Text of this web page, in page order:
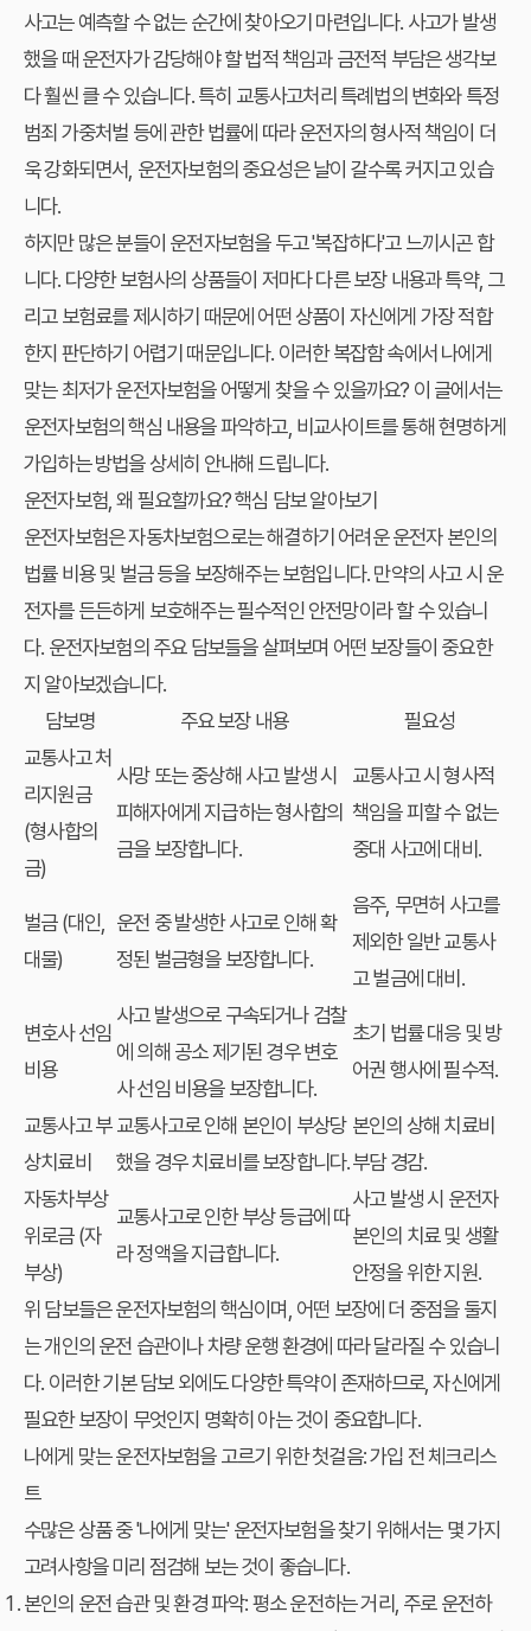
사고는 예측할 수 없는 순간에 찾아오기 마련입니다. 사고가 발생
했을 때 운전자가 감당해야 할 법적 책임과 금전적 부담은 생각보
다 훨씬 클 수 있습니다. 특히 교통사고처리 특례법의 변화와 특정
범죄 가중처벌 등에 관한 법률에 따라 운전자의 형사적 책임이 더
욱 강화되면서, 운전자보험의 중요성은 날이 갈수록 커지고 있습
니다.
하지만 많은 분들이 운전자보험을 두고 '복잡하다'고 느끼시곤 합
니다. 다양한 보험사의 상품들이 저마다 다른 보장 내용과 특약, 그
리고 보험료를 제시하기 때문에 어떤 상품이 자신에게 가장 적합
한지 판단하기 어렵기 때문입니다. 이러한 복잡함 속에서 나에게
맞는 최저가 운전자보험을 어떻게 찾을 수 있을까요? 이 글에서는
운전자보험의 핵심 내용을 파악하고, 비교사이트를 통해 현명하게
가입하는 방법을 상세히 안내해 드립니다.
운전자보험, 왜 필요할까요? 핵심 담보 알아보기
운전자보험은 자동차보험으로는 해결하기 어려운 운전자 본인의
법률 비용 및 벌금 등을 보장해주는 보험입니다. 만약의 사고 시 운
전자를 든든하게 보호해주는 필수적인 안전망이라 할 수 있습니
다. 운전자보험의 주요 담보들을 살펴보며 어떤 보장들이 중요한
지 알아보겠습니다.
담보명
주요 보장 내용
필요성
교통사고 처
리지원금
(형사합의
금)
사망 또는 중상해 사고 발생 시
피해자에게 지급하는 형사합의
금을 보장합니다.
교통사고 시 형사적
책임을 피할 수 없는
중대 사고에 대비.
벌금 (대인,
대물)
운전 중 발생한 사고로 인해 확
정된 벌금형을 보장합니다.
음주, 무면허 사고를
제외한 일반 교통사
고 벌금에 대비.
변호사 선임
비용
사고 발생으로 구속되거나 검찰
에 의해 공소 제기된 경우 변호
사 선임 비용을 보장합니다.
초기 법률 대응 및 방
어권 행사에 필수적.
교통사고 부
상치료비
교통사고로 인해 본인이 부상당
했을 경우 치료비를 보장합니다.
본인의 상해 치료비
부담 경감.
자동차부상
위로금 (자
부상)
교통사고로 인한 부상 등급에 따
라 정액을 지급합니다.
사고 발생 시 운전자
본인의 치료 및 생활
안정을 위한 지원.
위 담보들은 운전자보험의 핵심이며, 어떤 보장에 더 중점을 둘지
는 개인의 운전 습관이나 차량 운행 환경에 따라 달라질 수 있습니
다. 이러한 기본 담보 외에도 다양한 특약이 존재하므로, 자신에게
필요한 보장이 무엇인지 명확히 아는 것이 중요합니다.
나에게 맞는 운전자보험을 고르기 위한 첫걸음: 가입 전 체크리스
트
수많은 상품 중 '나에게 맞는' 운전자보험을 찾기 위해서는 몇 가지
고려사항을 미리 점검해 보는 것이 좋습니다.
본인의 운전 습관 및 환경 파악:평소 운전하는 거리, 주로 운전하